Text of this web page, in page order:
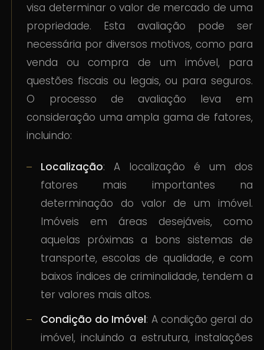
visa determinar o valor de mercado de uma
propriedade. Esta avaliação pode ser
necessária por diversos motivos, como para
venda ou compra de um imóvel, para
questões fiscais ou legais, ou para seguros.
O processo de avaliação leva em
consideração uma ampla gama de fatores,
incluindo:
Localização: A localização é um dos
fatores mais importantes na
determinação do valor de um imóvel.
Imóveis em áreas desejáveis, como
aquelas próximas a bons sistemas de
transporte, escolas de qualidade, e com
baixos índices de criminalidade, tendem a
ter valores mais altos.
Condição do Imóvel: A condição geral do
imóvel, incluindo a estrutura, instalações